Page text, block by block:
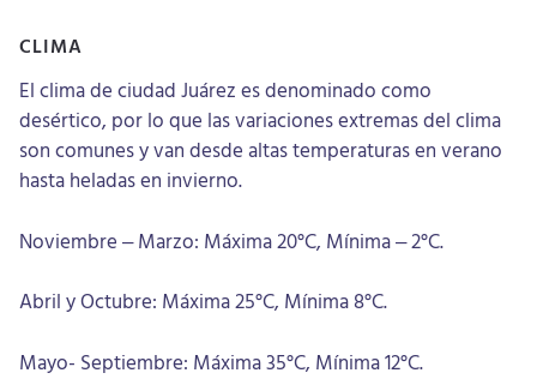
CLIMA
El clima de ciudad Juárez es denominado como
desértico, por lo que las variaciones extremas del clima
son comunes y van desde altas temperaturas en verano
hasta heladas en invierno.
Noviembre – Marzo: Máxima 20°C, Mínima – 2°C.
Abril y Octubre: Máxima 25°C, Mínima 8°C.
Mayo- Septiembre: Máxima 35°C, Mínima 12°C.